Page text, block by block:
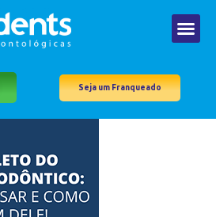
Seja um Franqueado